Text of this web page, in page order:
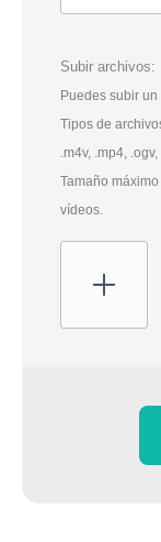
Subir archivos:
Puedes subir
Tipos de
.m4v, .mp4,
Tamaño
vídeos.